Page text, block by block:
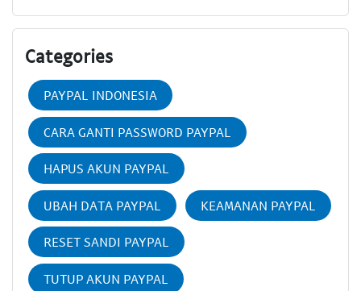
Categories
PAYPAL INDONESIA
CARA GANTI PASSWORD PAYPAL
HAPUS AKUN PAYPAL
UBAH DATA PAYPAL KEAMANAN PAYPAL
RESET SANDI PAYPAL
TUTUP AKUN PAYPAL